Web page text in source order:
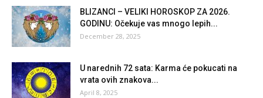
BLIZANCI – VELIKI HOROSKOP ZA 2026.
GODINU: Očekuje vas mnogo lepih...
December 28, 2025
U narednih 72 sata: Karma će pokucati na
vrata ovih znakova...
April 8, 2025